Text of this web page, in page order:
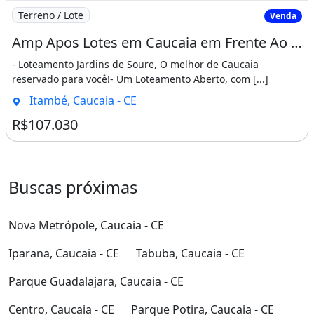
Imagem: Amp Apos Lotes em Caucaia em Frente Ao
Terreno / Lote Venda
Amp Apos Lotes em Caucaia em Frente Ao Atacadao, as Margens da Ce-090!. Sem Detença
- Loteamento Jardins de Soure, O melhor de Caucaia
reservado para você!- Um Loteamento Aberto, com [...]
Itambé, Caucaia - CE
R$107.030
Buscas próximas
Nova Metrópole, Caucaia - CE
Iparana, Caucaia - CE
Tabuba, Caucaia - CE
Parque Guadalajara, Caucaia - CE
Centro, Caucaia - CE
Parque Potira, Caucaia - CE